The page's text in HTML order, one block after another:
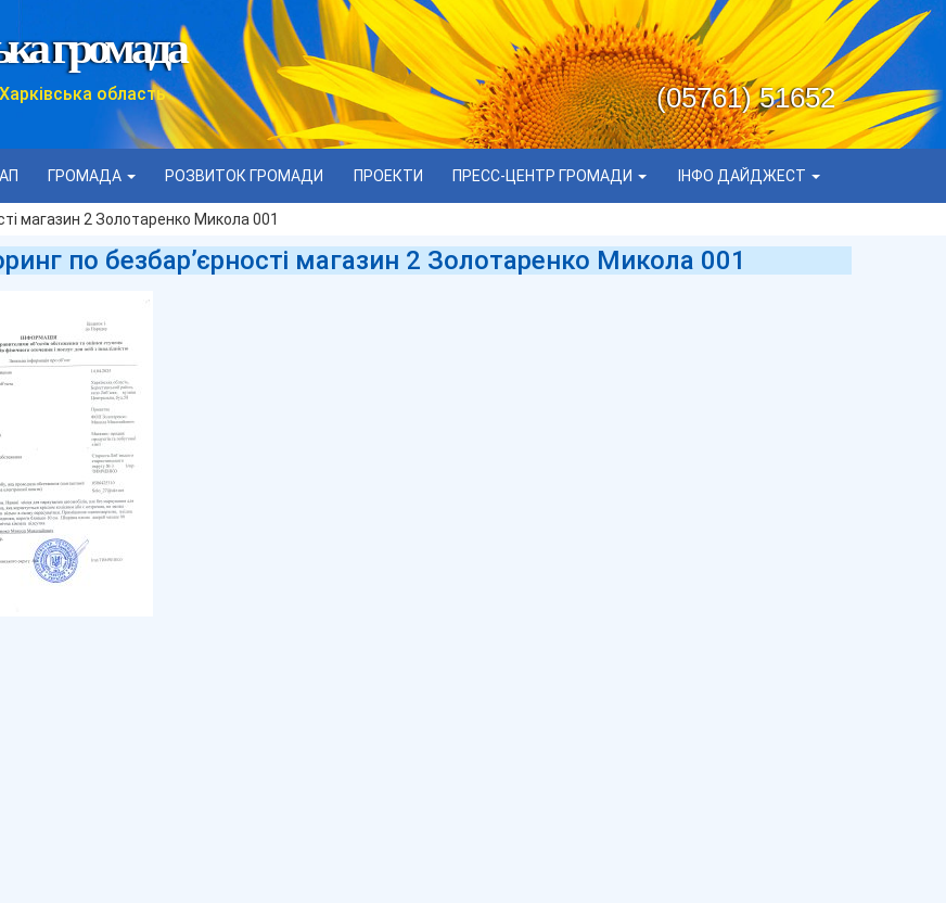
громада
область
(05761) 51652
ГРОМАДА РОЗВИТОК ГРОМАДИ ПРОЕКТИ ПРЕСС-ЦЕНТР ГРОМАДИ ІНФО ДАЙДЖЕСТ
магазин 2 Золотаренко Микола 001
по безбар’єрності магазин 2 Золотаренко Микола 001